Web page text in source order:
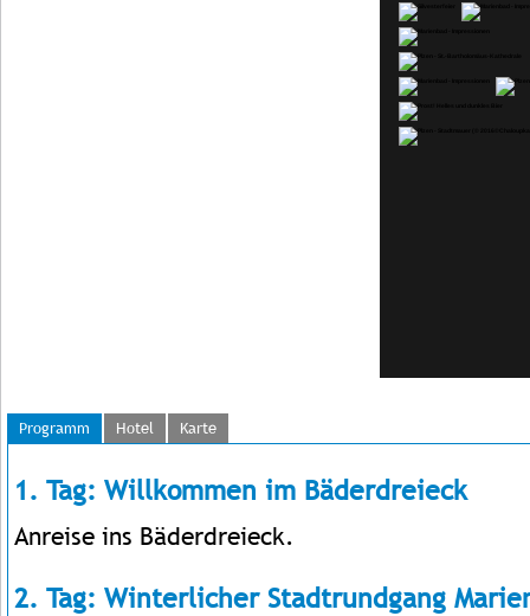
Programm Hotel Karte
1. Tag: Willkommen im Bäderdreieck
Anreise ins Bäderdreieck.
2. Tag: Winterlicher Stadtrundgang